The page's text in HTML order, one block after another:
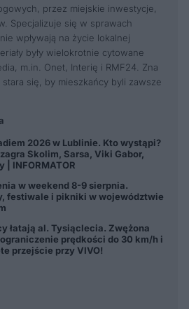
przez miejskie inwestycje,
Specjalizuje się w sprawach
wpływają na życie lokalnej
były wielokrotnie cytowane
m.in. Onet, Interię i RMF24. Zna
się, by mieszkańcy byli zawsze
2026 w Lublinie. Kto wystąpi?
zagra Skolim, Sarsa, Viki Gabor,
| INFORMATOR
w weekend 8-9 sierpnia.
festiwale i pikniki w województwie
łatają al. Tysiąclecia. Zwężona
prędkości do 30 km/h i
przejście przy VIVO!